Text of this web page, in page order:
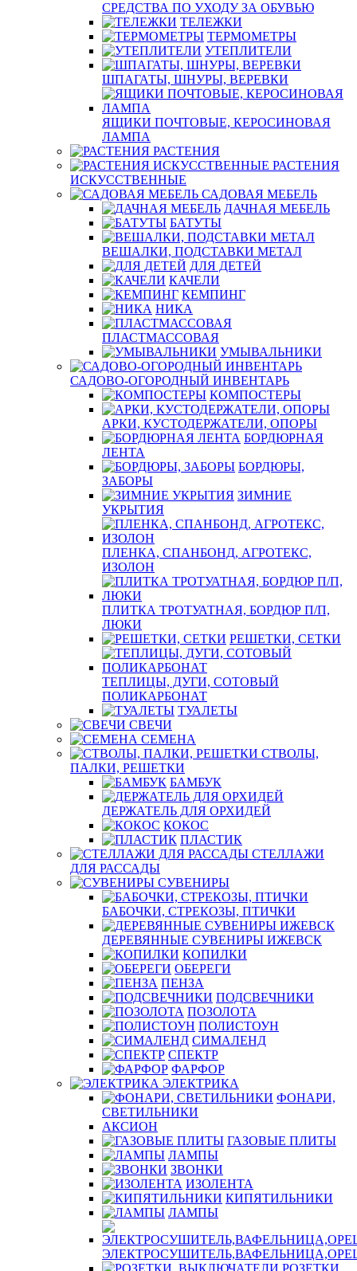
СРЕДСТВА ПО УХОДУ ЗА ОБУВЬЮ
ТЕЛЕЖКИ
ТЕРМОМЕТРЫ
УТЕПЛИТЕЛИ
ШПАГАТЫ, ШНУРЫ, ВЕРЕВКИ
ЯЩИКИ ПОЧТОВЫЕ, КЕРОСИНОВАЯ
ЛАМПА
РАСТЕНИЯ
РАСТЕНИЯ
ИСКУССТВЕННЫЕ
САДОВАЯ МЕБЕЛЬ
ДАЧНАЯ МЕБЕЛЬ
БАТУТЫ
ВЕШАЛКИ, ПОДСТАВКИ МЕТАЛ
ДЛЯ ДЕТЕЙ
КАЧЕЛИ
КЕМПИНГ
НИКА
ПЛАСТМАССОВАЯ
УМЫВАЛЬНИКИ
САДОВО-ОГОРОДНЫЙ ИНВЕНТАРЬ
КОМПОСТЕРЫ
АРКИ, КУСТОДЕРЖАТЕЛИ, ОПОРЫ
БОРДЮРНАЯ
ЛЕНТА
БОРДЮРЫ,
ЗАБОРЫ
ЗИМНИЕ
УКРЫТИЯ
ПЛЕНКА, СПАНБОНД, АГРОТЕКС,
ИЗОЛОН
ПЛИТКА ТРОТУАТНАЯ, БОРДЮР П/П,
ЛЮКИ
РЕШЕТКИ, СЕТКИ
ТЕПЛИЦЫ, ДУГИ, СОТОВЫЙ
ПОЛИКАРБОНАТ
ТУАЛЕТЫ
СВЕЧИ
СЕМЕНА
СТВОЛЫ,
ПАЛКИ, РЕШЕТКИ
БАМБУК
ДЕРЖАТЕЛЬ ДЛЯ ОРХИДЕЙ
КОКОС
ПЛАСТИК
СТЕЛЛАЖИ
ДЛЯ РАССАДЫ
СУВЕНИРЫ
БАБОЧКИ, СТРЕКОЗЫ, ПТИЧКИ
ДЕРЕВЯННЫЕ СУВЕНИРЫ ИЖЕВСК
КОПИЛКИ
ОБЕРЕГИ
ПЕНЗА
ПОДСВЕЧНИКИ
ПОЗОЛОТА
ПОЛИСТОУН
СИМАЛЕНД
СПЕКТР
ФАРФОР
ЭЛЕКТРИКА
ФОНАРИ,
СВЕТИЛЬНИКИ
АКСИОН
ГАЗОВЫЕ ПЛИТЫ
ЛАМПЫ
ЗВОНКИ
ИЗОЛЕНТА
КИПЯТИЛЬНИКИ
ЛАМПЫ
РОЗЕТКИ,